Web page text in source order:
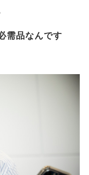
需品なんです